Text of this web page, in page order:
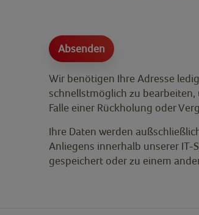
Wir benötigen Ihre Adresse
schnellstmöglich zu
Falle einer Rückholung oder
Ihre Daten werden
Anliegens innerhalb unserer
gespeichert oder zu einem